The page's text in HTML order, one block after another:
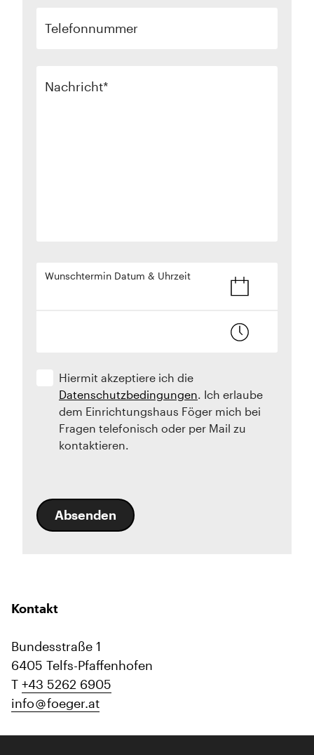
Telefonnummer
Nachricht
Wunschtermin Datum & Uhrzeit
Hiermit akzeptiere ich die
Datenschutzbedingungen. Ich erlaube
dem Einrichtungshaus Föger mich bei
Fragen telefonisch oder per Mail zu
kontaktieren.
Absenden
Kontakt
Bundesstraße 1
6405 Telfs-Pfaffenhofen
T +43 5262 6905
info
foeger.at